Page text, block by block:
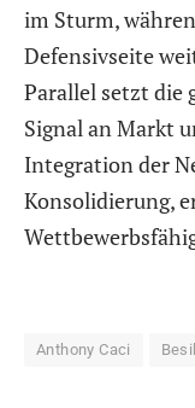
im Sturm,
Defensivseite
Parallel setzt die
Signal an Markt
Integration der
Konsolidierung,
Anthony Caci